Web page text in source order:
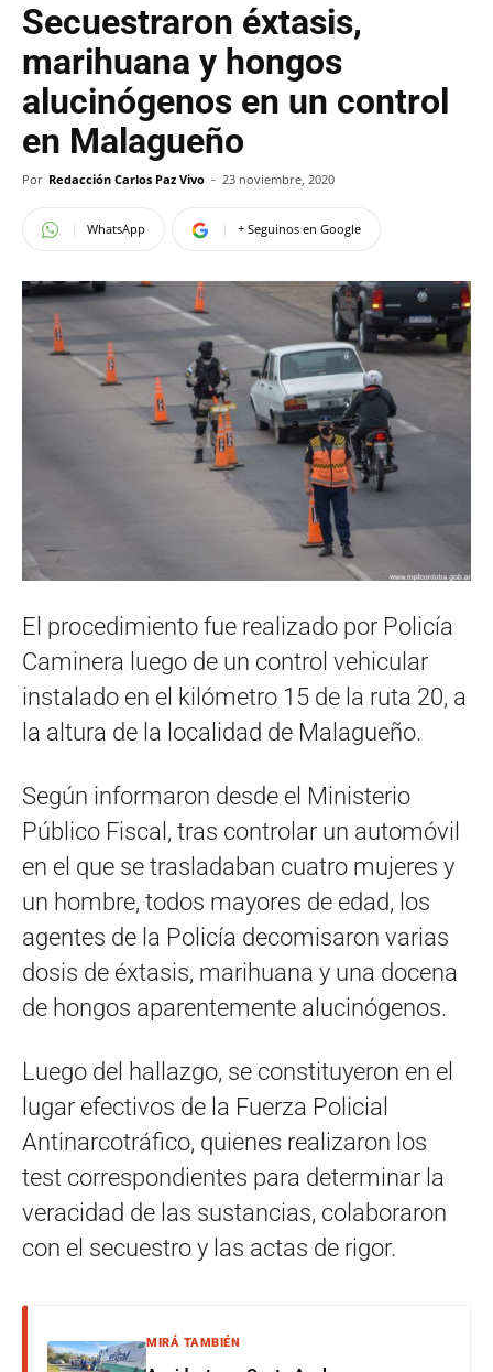
Secuestraron éxtasis,
marihuana y hongos
alucinógenos en un control
en Malagueño
Por Redacción Carlos Paz Vivo - 23 noviembre, 2020
WhatsApp + Seguinos en Google
El procedimiento fue realizado por Policía
Caminera luego de un control vehicular
instalado en el kilómetro 15 de la ruta 20, a
la altura de la localidad de Malagueño.
Según informaron desde el Ministerio
Público Fiscal, tras controlar un automóvil
en el que se trasladaban cuatro mujeres y
un hombre, todos mayores de edad, los
agentes de la Policía decomisaron varias
dosis de éxtasis, marihuana y una docena
de hongos aparentemente alucinógenos.
Luego del hallazgo, se constituyeron en el
lugar efectivos de la Fuerza Policial
Antinarcotráfico, quienes realizaron los
test correspondientes para determinar la
veracidad de las sustancias, colaboraron
con el secuestro y las actas de rigor.
MIRÁ TAMBIÉN